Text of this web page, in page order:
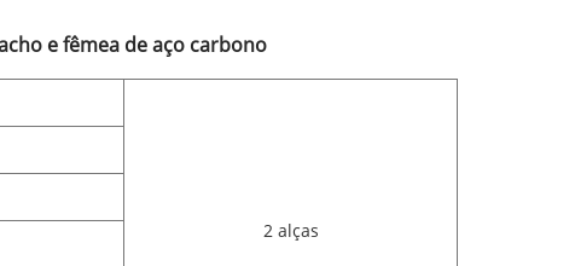
e fêmea de aço carbono
2 alças